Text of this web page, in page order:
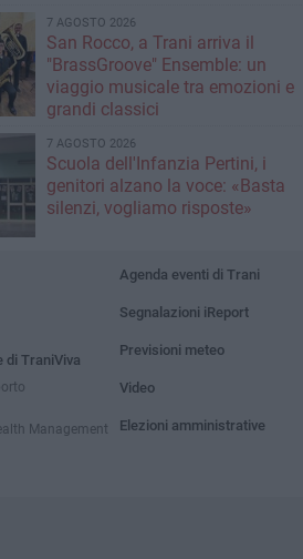
7 AGOSTO 2026
San Rocco, a Trani arriva il
"BrassGroove" Ensemble: un
viaggio musicale tra emozioni e
grandi classici
7 AGOSTO 2026
Scuola dell'Infanzia Pertini, i
genitori alzano la voce: «Basta
silenzi, vogliamo risposte»
di TraniViva
Management
Agenda eventi di Trani
Segnalazioni iReport
Previsioni meteo
Video
Elezioni amministrative